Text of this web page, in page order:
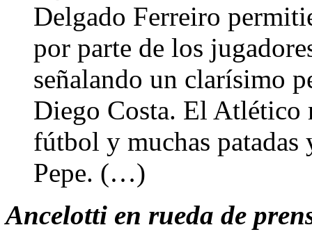
Delgado Ferreiro
por parte de los
señalando un clarísimo
Diego Costa. El Atlético
fútbol y muchas patadas
Pepe. (…)
Ancelotti en rueda de